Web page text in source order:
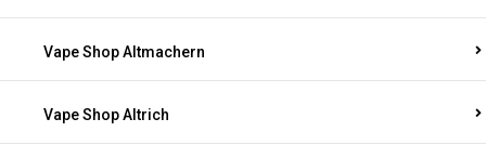
Vape Shop Altmachern
Vape Shop Altrich